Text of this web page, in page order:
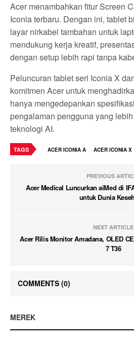
Acer menambahkan fitur Screen
Iconia terbaru. Dengan ini, tablet
layar nirkabel tambahan untuk
mendukung kerja kreatif,
dengan setup lebih rapi tanpa
Peluncuran tablet seri Iconia X
komitmen Acer untuk
hanya mengedepankan
pengalaman pengguna yang
teknologi AI.
TAGS ACER ICONIA A ACER ICONIA X
PREVIOUS
Acer Medical Luncurkan aiMed di
untuk Dunia
NEXT ARTICLE
Acer Rilis Monitor Amadana, OLED
7 T36
COMMENTS (0)
MEREK